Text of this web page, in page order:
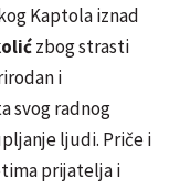
Kaptola iznad
zbog strasti
i
svog radnog
ljudi. Priče i
prijatelja i